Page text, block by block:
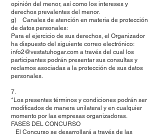
opinión del menor, así como los intereses y
derechos prevalentes del menor.
g) Canales de atención en materia de protección
de datos personales:
Para el ejercicio de sus derechos, el Organizador
ha dispuesto del siguiente correo electrónico:
info2@vestatuhogar.com a través del cual los
participantes podrán presentar sus consultas y
reclamos asociadas a la protección de sus datos
personales.
7.
*Los presentes términos y condiciones podrán ser
modificados de manera unilateral y en cualquier
momento por las empresas organizadoras.
FASES DEL CONCURSO
El Concurso se desarrollará a través de las